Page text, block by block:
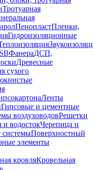
Тротуарная
ПенопластПленки,
Гидроизоляционные
ФанераДСП,
Древесные
сухого
Ленты
Гипсовые и цементные
воздуховодовРешетки
и водостокЧерепица и
системыПоверхностный
элементы
кровляКровельная